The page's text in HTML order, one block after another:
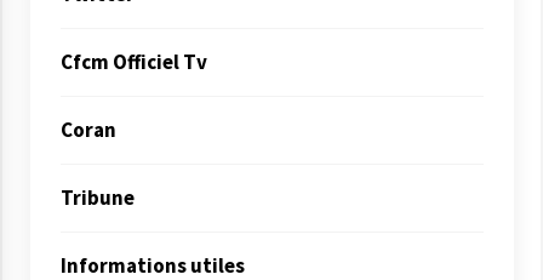
Cfcm Officiel Tv
Coran
Tribune
Informations utiles